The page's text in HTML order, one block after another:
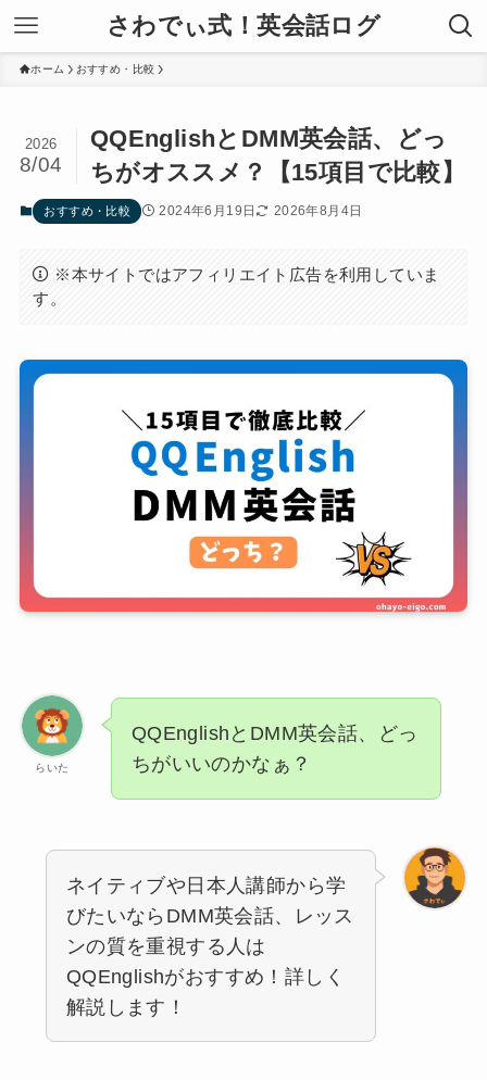
さわでぃ式！英会話ログ
ホーム おすすめ・比較
QQEnglishとDMM英会話、どっ
ちがオススメ？【15項目で比較】
2026
8/04
おすすめ・比較 2024年6月19日 2026年8月4日
※本サイトではアフィリエイト広告を利用していま
す。
らいた
QQEnglishとDMM英会話、どっ
ちがいいのかなぁ？
ネイティブや日本人講師から学
びたいならDMM英会話、レッス
ンの質を重視する人は
QQEnglishがおすすめ！詳しく
解説します！